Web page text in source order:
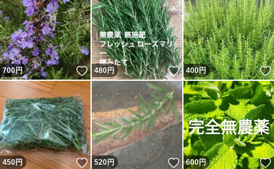
700円 いいね！
480円 いいね！
400円
450円 いいね！
520円 いいね！
600円